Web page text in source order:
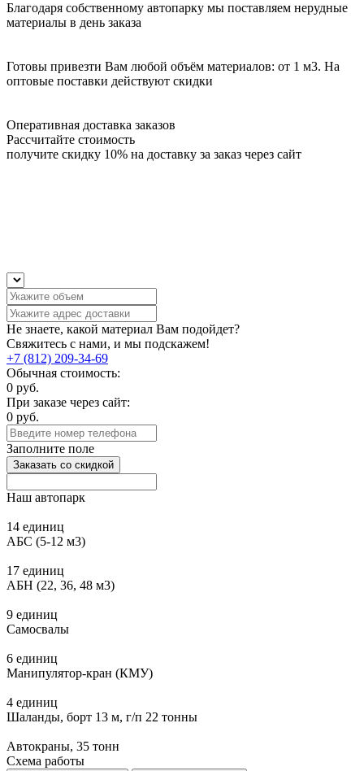
Благодаря собственному автопарку мы поставляем нерудные
материалы в день заказа
Готовы привезти Вам любой объём материалов: от 1 м3. На
оптовые поставки действуют скидки
Оперативная доставка заказов
Рассчитайте стоимость
получите скидку 10% на доставку за заказ через сайт
Не знаете, какой материал Вам подойдет?
Свяжитесь с нами, и мы подскажем!
+7 (812) 209-34-69
Обычная стоимость:
0 руб.
При заказе через сайт:
0 руб.
Заполните поле
Заказать со скидкой
Наш автопарк
14 единиц
АБС (5-12 м3)
17 единиц
АБН (22, 36, 48 м3)
9 единиц
Самосвалы
6 единиц
Манипулятор-кран (КМУ)
4 единиц
Шаланды, борт 13 м, г/п 22 тонны
Автокраны, 35 тонн
Схема работы